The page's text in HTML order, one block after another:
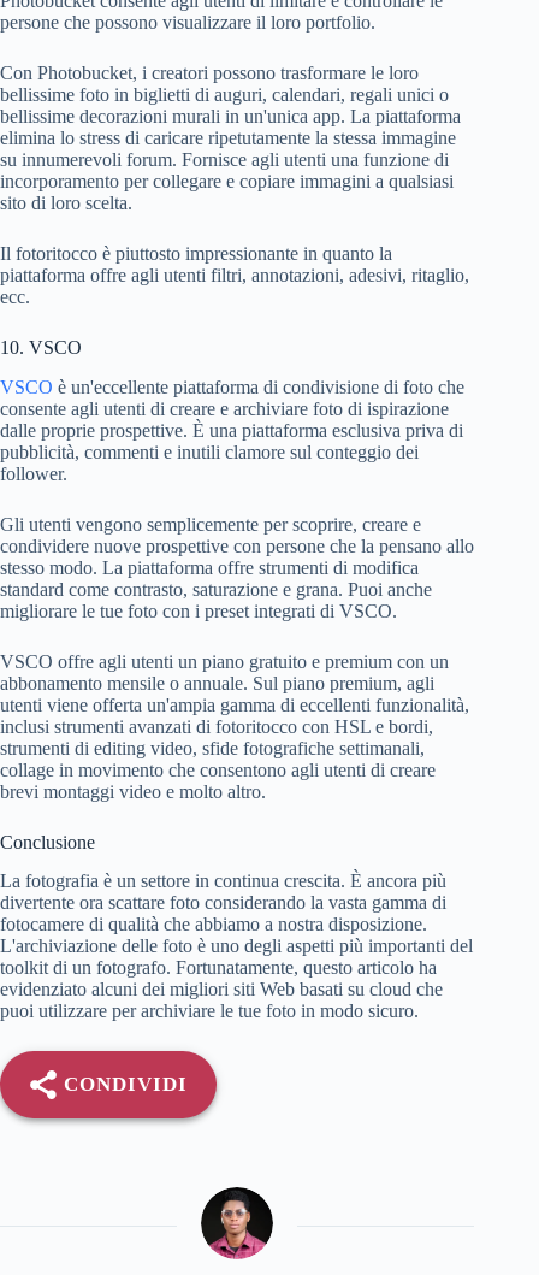
persone che possono visualizzare il loro portfolio.
Con Photobucket, i creatori possono trasformare le loro
bellissime foto in biglietti di auguri, calendari, regali unici o
bellissime decorazioni murali in un'unica app. La piattaforma
elimina lo stress di caricare ripetutamente la stessa immagine
su innumerevoli forum. Fornisce agli utenti una funzione di
incorporamento per collegare e copiare immagini a qualsiasi
sito di loro scelta.
Il fotoritocco è piuttosto impressionante in quanto la
piattaforma offre agli utenti filtri, annotazioni, adesivi, ritaglio,
ecc.
10. VSCO
VSCO è un'eccellente piattaforma di condivisione di foto che
consente agli utenti di creare e archiviare foto di ispirazione
dalle proprie prospettive. È una piattaforma esclusiva priva di
pubblicità, commenti e inutili clamore sul conteggio dei
follower.
Gli utenti vengono semplicemente per scoprire, creare e
condividere nuove prospettive con persone che la pensano allo
stesso modo. La piattaforma offre strumenti di modifica
standard come contrasto, saturazione e grana. Puoi anche
migliorare le tue foto con i preset integrati di VSCO.
VSCO offre agli utenti un piano gratuito e premium con un
abbonamento mensile o annuale. Sul piano premium, agli
utenti viene offerta un'ampia gamma di eccellenti funzionalità,
inclusi strumenti avanzati di fotoritocco con HSL e bordi,
strumenti di editing video, sfide fotografiche settimanali,
collage in movimento che consentono agli utenti di creare
brevi montaggi video e molto altro.
Conclusione
La fotografia è un settore in continua crescita. È ancora più
divertente ora scattare foto considerando la vasta gamma di
fotocamere di qualità che abbiamo a nostra disposizione.
L'archiviazione delle foto è uno degli aspetti più importanti del
toolkit di un fotografo. Fortunatamente, questo articolo ha
evidenziato alcuni dei migliori siti Web basati su cloud che
puoi utilizzare per archiviare le tue foto in modo sicuro.
CONDIVIDI